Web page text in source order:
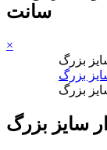
سانت
×
سایز بزرگ